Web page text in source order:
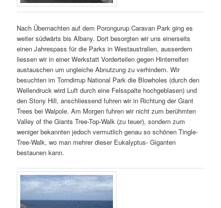
Nach Übernachten auf dem Porongurup Caravan Park ging es
weiter südwärts bis Albany. Dort besorgten wir uns einerseits
einen Jahrespass für die Parks in Westaustralien, ausserdem
liessen wir in einer Werkstatt Vorderteilen gegen Hinterreifen
austauschen um ungleiche Abnutzung zu verhindern. Wir
besuchten im Torndirrup National Park die Blowholes (durch den
Wellendruck wird Luft durch eine Felsspalte hochgeblasen) und
den Stony Hill, anschliessend fuhren wir in Richtung der Giant
Trees bei Walpole. Am Morgen fuhren wir nicht zum berühmten
Valley of the Giants Tree-Top-Walk (zu teuer), sondern zum
weniger bekannten jedoch vermutlich genau so schönen Tingle-
Tree-Walk, wo man mehrer dieser Eukalyptus- Giganten
bestaunen kann.